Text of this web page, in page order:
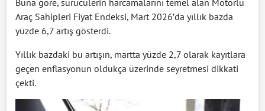
Buna göre, sürücülerin harcamalarını temel alan Motorlu
Araç Sahipleri Fiyat Endeksi, Mart 2026’da yıllık bazda
yüzde 6,7 artış gösterdi.
Yıllık bazdaki bu artışın, martta yüzde 2,7 olarak kayıtlara
geçen enflasyonun oldukça üzerinde seyretmesi dikkati
çekti.